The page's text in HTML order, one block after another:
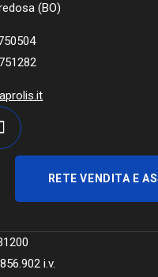
(BO)
RETE VENDITA E
i.v.